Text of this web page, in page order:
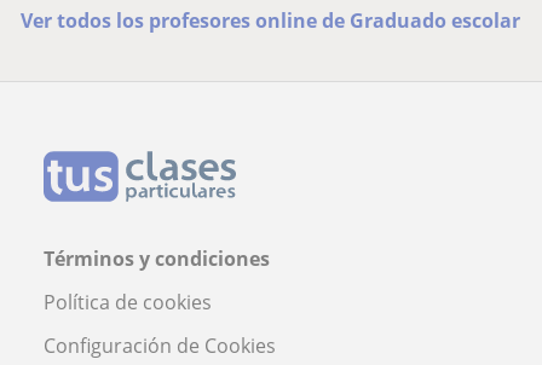
Ver todos los profesores online de Graduado escolar
Términos y condiciones
Política de cookies
Configuración de Cookies